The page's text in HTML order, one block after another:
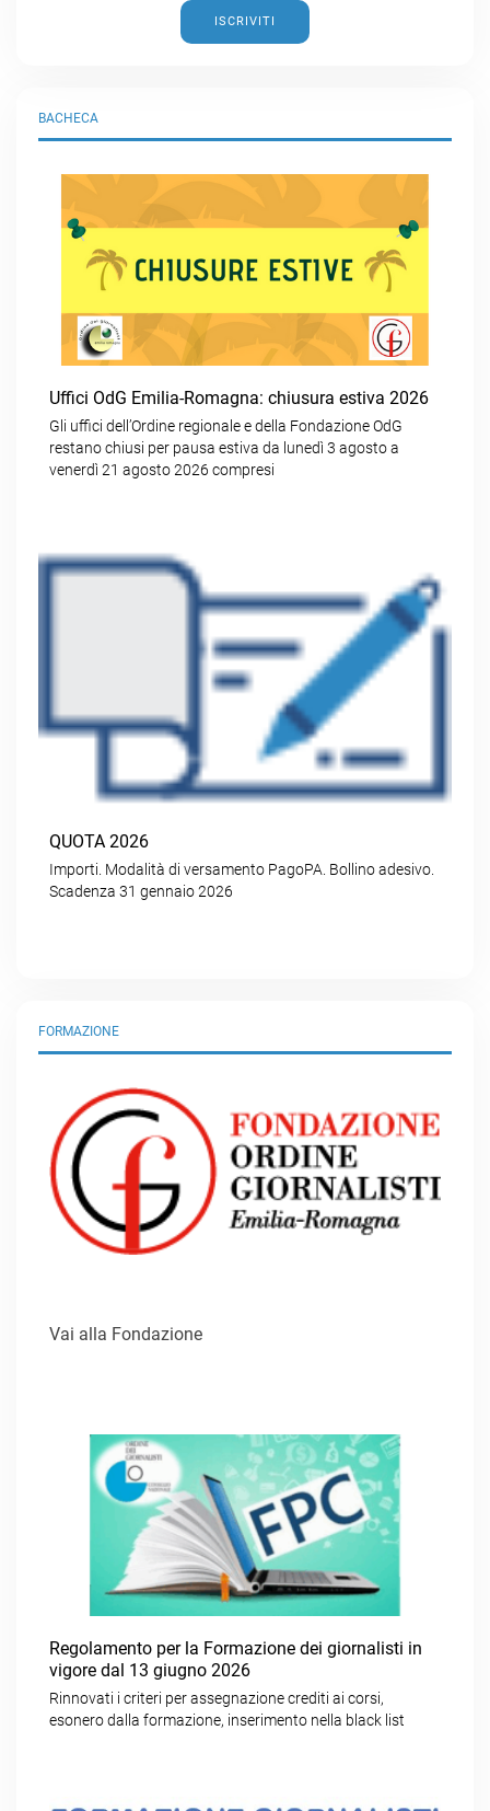
BACHECA
Uffici OdG Emilia-Romagna: chiusura estiva 2026
Gli uffici dell’Ordine regionale e della Fondazione OdG
restano chiusi per pausa estiva da lunedì 3 agosto a
venerdì 21 agosto 2026 compresi
QUOTA 2026
Importi. Modalità di versamento PagoPA. Bollino adesivo.
Scadenza 31 gennaio 2026
ISCRIVITI
FORMAZIONE
Vai alla Fondazione
Regolamento per la Formazione dei giornalisti in
vigore dal 13 giugno 2026
Rinnovati i criteri per assegnazione crediti ai corsi,
esonero dalla formazione, inserimento nella black list